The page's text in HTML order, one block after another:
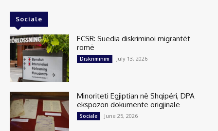
Sociale
ECSR: Suedia diskriminoi migrantët
romë
Diskriminim July 13, 2026
Minoriteti Egjiptian në Shqipëri, DPA
ekspozon dokumente origjinale
Sociale June 25, 2026